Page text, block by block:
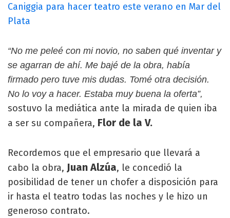
Caniggia para hacer teatro este verano en Mar del
Plata
“No me peleé con mi novio, no saben qué inventar y
se agarran de ahí. Me bajé de la obra, había
firmado pero tuve mis dudas. Tomé otra decisión.
No lo voy a hacer. Estaba muy buena la oferta”,
sostuvo la mediática ante la mirada de quien iba
a ser su compañera, Flor de la V.
Recordemos que el empresario que llevará a
cabo la obra, Juan Alzúa, le concedió la
posibilidad de tener un chofer a disposición para
ir hasta el teatro todas las noches y le hizo un
generoso contrato.